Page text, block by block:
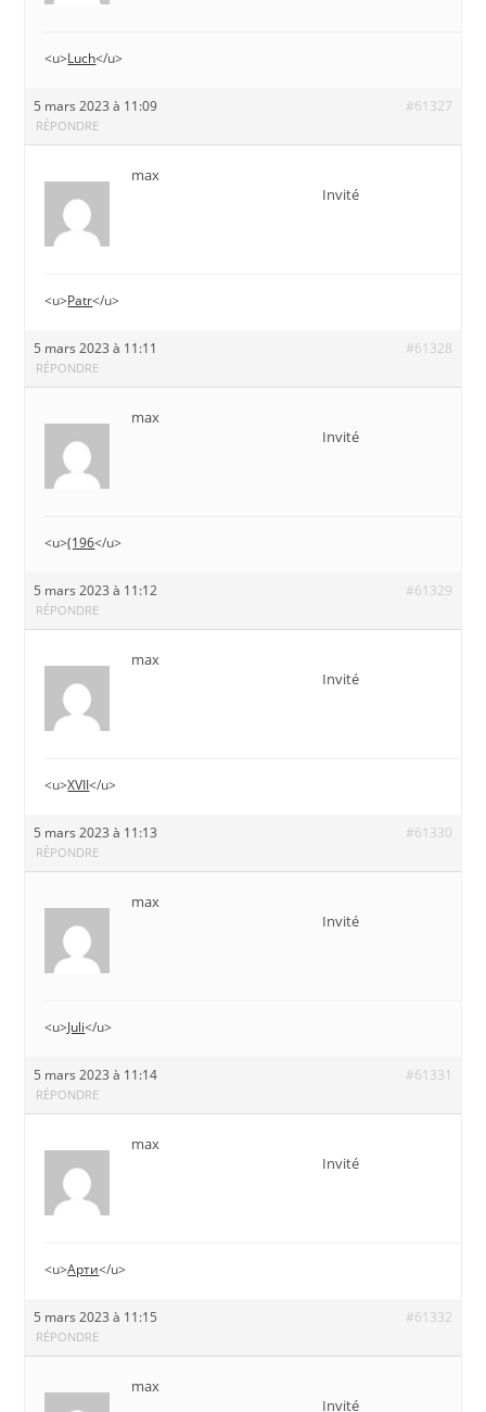
<u>Luch</u>
5 mars 2023 à 11:09 #61327
RÉPONDRE
max
Invité
<u>Patr</u>
5 mars 2023 à 11:11 #61328
RÉPONDRE
max
Invité
<u>(196</u>
5 mars 2023 à 11:12 #61329
RÉPONDRE
max
Invité
<u>XVII</u>
5 mars 2023 à 11:13 #61330
RÉPONDRE
max
Invité
<u>Juli</u>
5 mars 2023 à 11:14 #61331
RÉPONDRE
max
Invité
<u>Арти</u>
5 mars 2023 à 11:15 #61332
RÉPONDRE
max
Invité